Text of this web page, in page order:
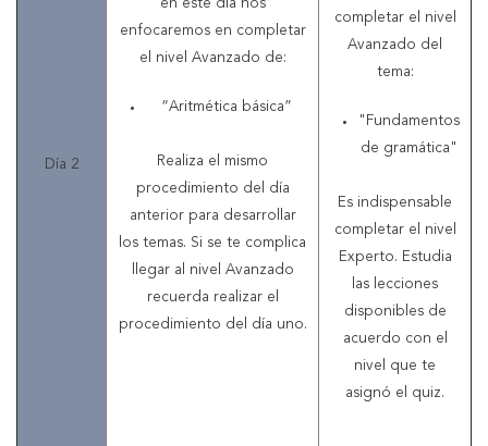
Día 2
en este día nos
enfocaremos en completar
el nivel Avanzado de:
“Aritmética básica”
Realiza el mismo
procedimiento del día
anterior para desarrollar
los temas. Si se te complica
llegar al nivel Avanzado
recuerda realizar el
procedimiento del día uno.
completar el nivel
Avanzado del
tema:
"Fundamentos
de gramática"
Es indispensable
completar el nivel
Experto. Estudia
las lecciones
disponibles de
acuerdo con el
nivel que te
asignó el quiz.